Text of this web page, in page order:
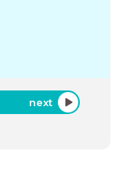
next